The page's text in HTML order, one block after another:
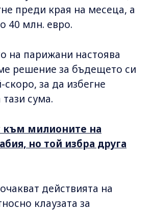
преди края на месеца, а
40 млн. евро.
на парижани настоява
решение за бъдещето си
за да избегне
сума.
към милионите на
но той избра друга
действията на
клаузата за